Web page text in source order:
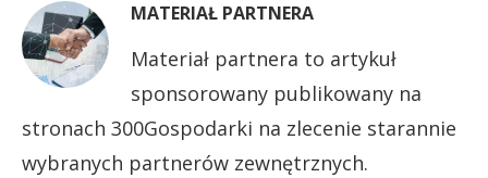
MATERIAŁ PARTNERA
Materiał partnera to artykuł
sponsorowany publikowany na
stronach 300Gospodarki na zlecenie starannie
wybranych partnerów zewnętrznych.